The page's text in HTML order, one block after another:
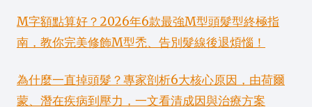
M字額點算好？2026年6款最強M型頭髮型終極指
南，教你完美修飾M型禿、告別髮線後退煩惱！
為什麼一直掉頭髮？專家剖析6大核心原因，由荷爾
蒙、潛在疾病到壓力，一文看清成因與治療方案